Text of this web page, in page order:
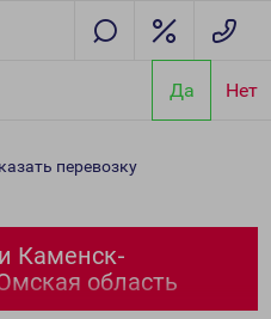
Да Нет
перевозку
Каменск-
область